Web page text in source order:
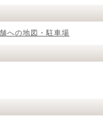
への地図・駐車場